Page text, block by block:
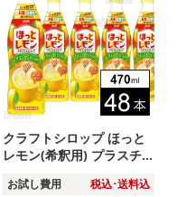
クラフトシロップ ほっと
レモン(希釈用) プラスチ
お試し費用 税込･送料込